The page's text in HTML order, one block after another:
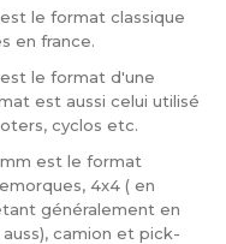
est le format classique
en france.
est le format d'une
est aussi celui utilisé
cyclos etc.
est le format
4x4 ( en
généralement en
auss), camion et pick-